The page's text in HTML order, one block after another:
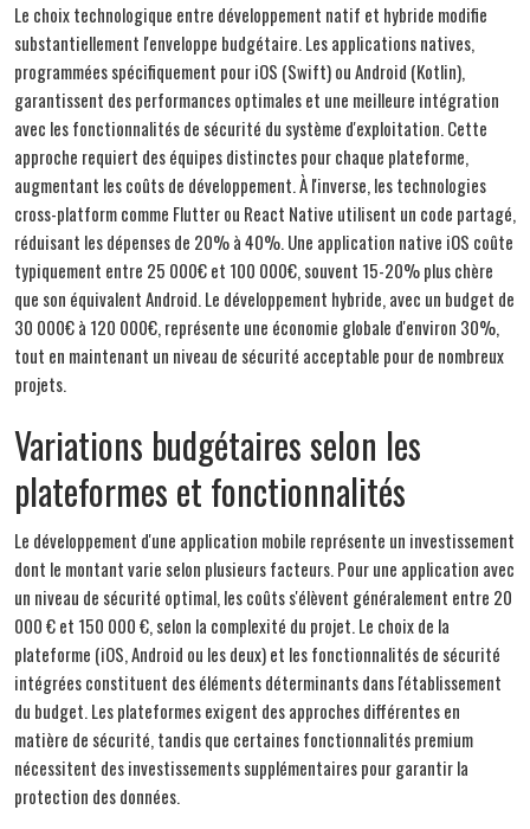
Le choix technologique entre développement natif et hybride modifie
substantiellement l'enveloppe budgétaire. Les applications natives,
programmées spécifiquement pour iOS (Swift) ou Android (Kotlin),
garantissent des performances optimales et une meilleure intégration
avec les fonctionnalités de sécurité du système d'exploitation. Cette
approche requiert des équipes distinctes pour chaque plateforme,
augmentant les coûts de développement. À l'inverse, les technologies
cross-platform comme Flutter ou React Native utilisent un code partagé,
réduisant les dépenses de 20% à 40%. Une application native iOS coûte
typiquement entre 25 000€ et 100 000€, souvent 15-20% plus chère
que son équivalent Android. Le développement hybride, avec un budget de
30 000€ à 120 000€, représente une économie globale d'environ 30%,
tout en maintenant un niveau de sécurité acceptable pour de nombreux
projets.
Variations budgétaires selon les
plateformes et fonctionnalités
Le développement d'une application mobile représente un investissement
dont le montant varie selon plusieurs facteurs. Pour une application avec
un niveau de sécurité optimal, les coûts s'élèvent généralement entre 20
000 € et 150 000 €, selon la complexité du projet. Le choix de la
plateforme (iOS, Android ou les deux) et les fonctionnalités de sécurité
intégrées constituent des éléments déterminants dans l'établissement
du budget. Les plateformes exigent des approches différentes en
matière de sécurité, tandis que certaines fonctionnalités premium
nécessitent des investissements supplémentaires pour garantir la
protection des données.